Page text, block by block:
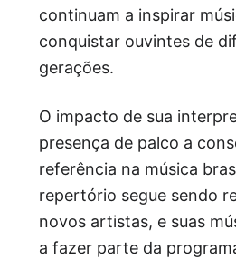
continuam a inspirar
conquistar ouvintes de
gerações.
O impacto de sua
presença de palco a
referência na música
repertório segue sendo
novos artistas, e suas
a fazer parte da